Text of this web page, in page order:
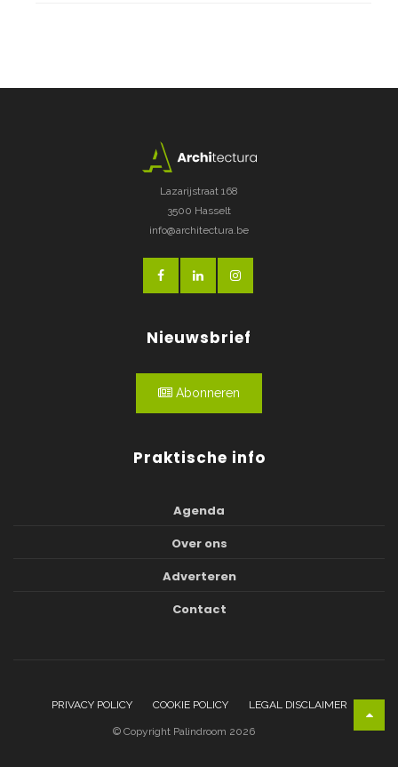
Lazarijstraat 168
3500 Hasselt
info@architectura.be
Nieuwsbrief
Abonneren
Praktische info
Agenda
Over ons
Adverteren
Contact
PRIVACY POLICY COOKIE POLICY LEGAL DISCLAIMER
© Copyright Palindroom 2026